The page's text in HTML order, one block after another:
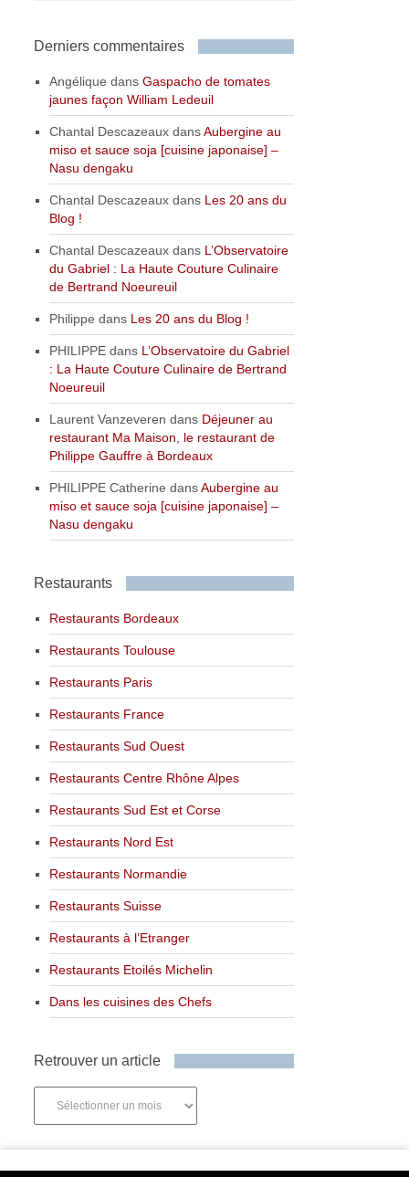
Derniers commentaires
Angélique dansGaspacho de tomates
jaunes façon William Ledeuil
Chantal Descazeaux dansAubergine au
miso et sauce soja [cuisine japonaise] –
Nasu dengaku
Chantal Descazeaux dans Les 20 ans du
Blog !
Chantal Descazeaux dans L’Observatoire
du Gabriel : La Haute Couture Culinaire
de Bertrand Noeureuil
Philippe dans Les 20 ans du Blog !
PHILIPPE dans L’Observatoire du Gabriel
: La Haute Couture Culinaire de Bertrand
Noeureuil
Laurent Vanzeveren dans Déjeuner au
restaurant Ma Maison, le restaurant de
Philippe Gauffre à Bordeaux
PHILIPPE Catherine dansAubergine au
miso et sauce soja [cuisine japonaise] –
Nasu dengaku
Restaurants
Restaurants Bordeaux
Restaurants Toulouse
Restaurants Paris
Restaurants France
Restaurants Sud Ouest
Restaurants Centre Rhône Alpes
Restaurants Sud Est et Corse
Restaurants Nord Est
Restaurants Normandie
Restaurants Suisse
Restaurants à l’Etranger
Restaurants Etoilés Michelin
Dans les cuisines des Chefs
Retrouver un article